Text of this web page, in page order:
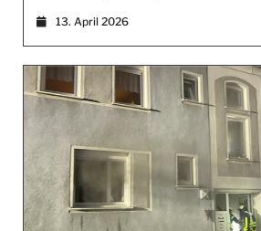
13. April 2026